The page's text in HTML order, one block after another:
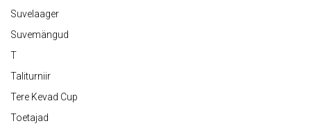
Suvelaager
Suvemängud
T
Taliturniir
Tere Kevad Cup
Toetajad